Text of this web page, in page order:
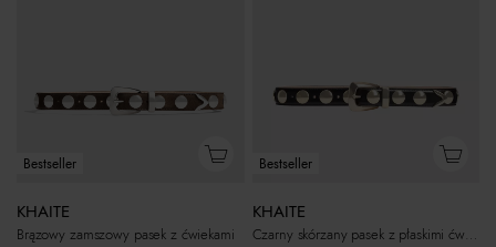
Bestseller
KHAITE
Brązowy zamszowy pasek z ćwiekami
Bestseller
KHAITE
Czarny skórzany pasek z płaskimi ćwiekami